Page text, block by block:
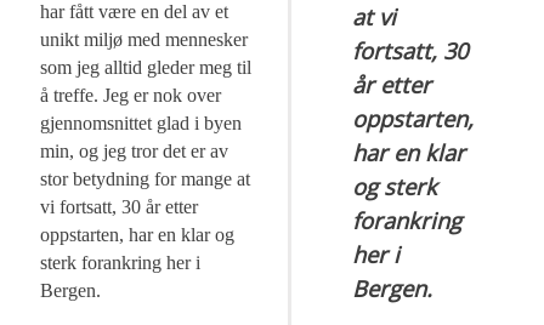
at vi
fortsatt, 30
år etter
oppstarten,
har en klar
og sterk
forankring
her i
Bergen.
har fått være en del av et
unikt miljø med mennesker
som jeg alltid gleder meg til
å treffe. Jeg er nok over
gjennomsnittet glad i byen
min, og jeg tror det er av
stor betydning for mange at
vi fortsatt, 30 år etter
oppstarten, har en klar og
sterk forankring her i
Bergen.